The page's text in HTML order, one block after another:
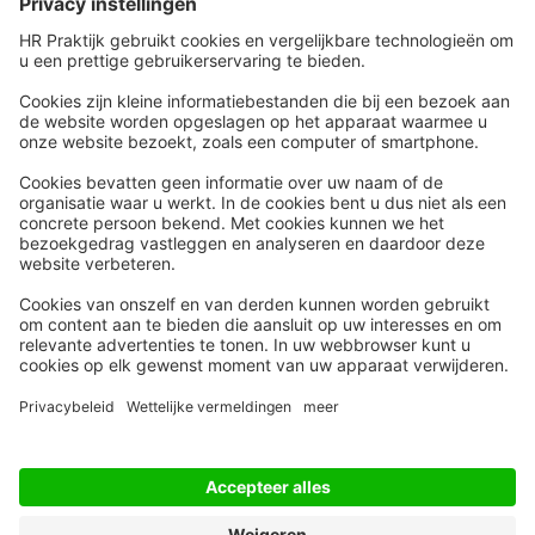
mensen informeren?
Snel naar
Nieuws
Whitepapers
Webinars
Word lid
Contact
Meer
HR Academy
HR Podcast
CHRO
HR Day
Volg Ons
Alle rechten voorbehouden
Privacyinstellingen
Algemene Voorwaarden